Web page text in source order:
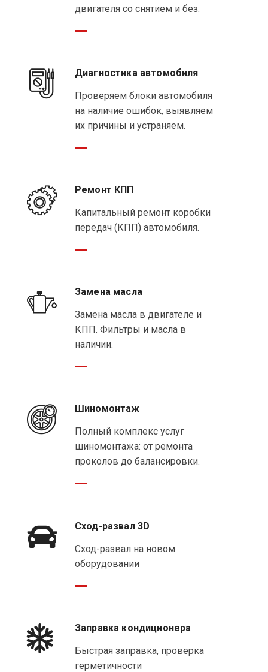
двигателя со снятием и без.
Диагностика автомобиля
Проверяем блоки автомобиля
на наличие ошибок, выявляем
их причины и устраняем.
Ремонт КПП
Капитальный ремонт коробки
передач (КПП) автомобиля.
Замена масла
Замена масла в двигателе и
КПП. Фильтры и масла в
наличии.
Шиномонтаж
Полный комплекс услуг
шиномонтажа: от ремонта
проколов до балансировки.
Сход-развал 3D
Сход-развал на новом
оборудовании
Заправка кондиционера
Быстрая заправка, проверка
герметичности